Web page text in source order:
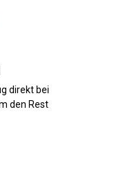
direkt bei
den Rest